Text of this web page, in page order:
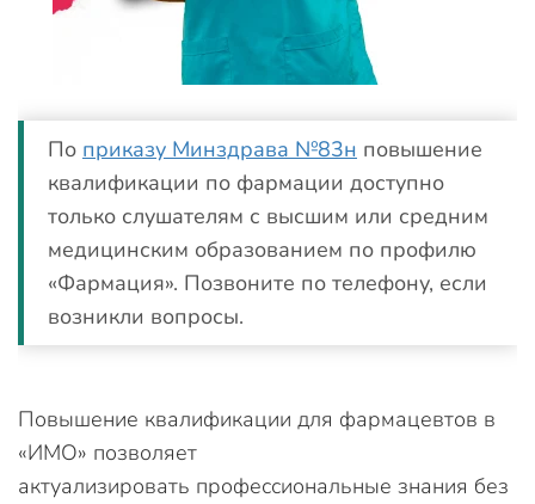
По приказу Минздрава №83н повышение
квалификации по фармации доступно
только слушателям с высшим или средним
медицинским образованием по профилю
«Фармация». Позвоните по телефону, если
возникли вопросы.
Повышение квалификации для фармацевтов в
«ИМО» позволяет
актуализировать профессиональные знания без